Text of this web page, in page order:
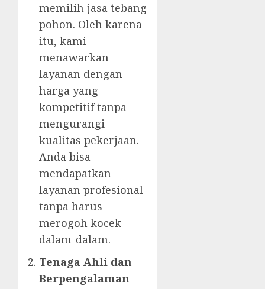
memilih jasa tebang
pohon. Oleh karena
itu, kami
menawarkan
layanan dengan
harga yang
kompetitif tanpa
mengurangi
kualitas pekerjaan.
Anda bisa
mendapatkan
layanan profesional
tanpa harus
merogoh kocek
dalam-dalam.
Tenaga Ahli dan
Berpengalaman